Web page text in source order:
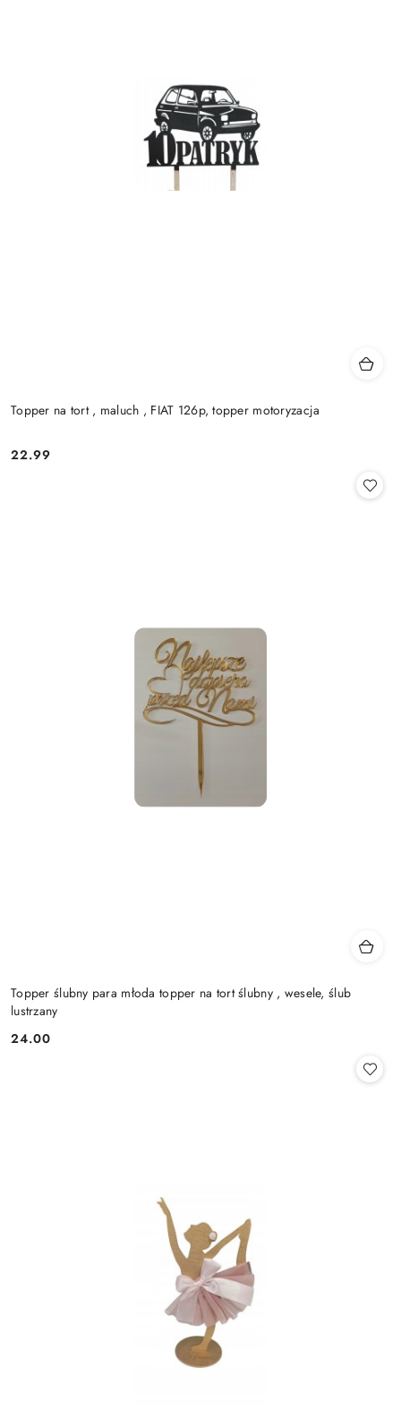
Topper na tort , maluch , FIAT 126p, topper motoryzacja
Cena:
22.99
Topper ślubny para młoda topper na tort ślubny , wesele, ślub
lustrzany
Cena:
24.00